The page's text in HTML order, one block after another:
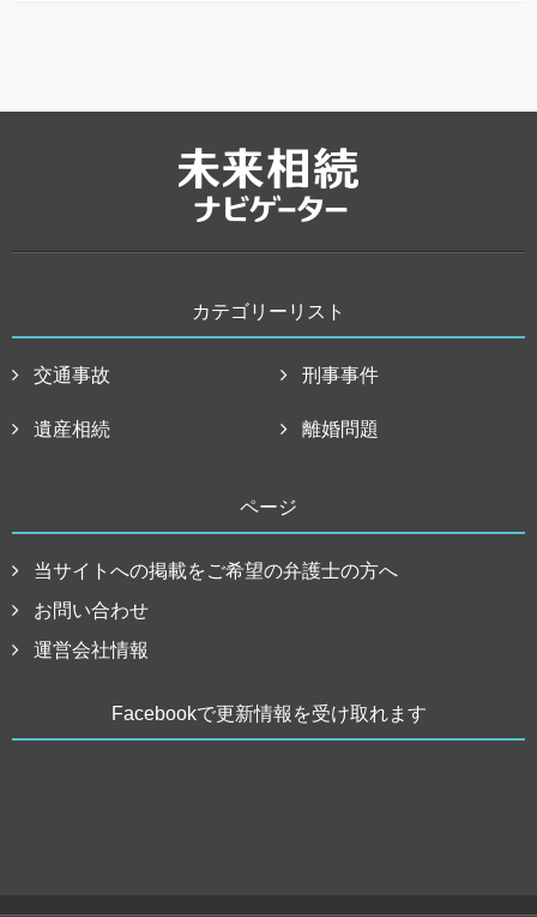
カテゴリーリスト
交通事故 刑事事件
遺産相続 離婚問題
ページ
当サイトへの掲載をご希望の弁護士の方へ
お問い合わせ
運営会社情報
Facebookで更新情報を受け取れます